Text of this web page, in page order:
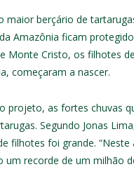
berçário de
Amazônia ficam
Monte Cristo, os filhotes
começaram a nascer.
projeto, as fortes chuvas
Segundo Jonas
filhotes foi grande. “Neste
recorde de um milhão